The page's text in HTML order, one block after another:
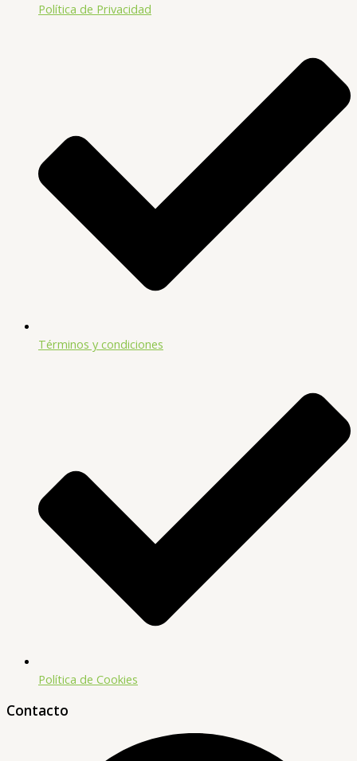
Política de Privacidad
Términos y condiciones
Política de Cookies
Contacto